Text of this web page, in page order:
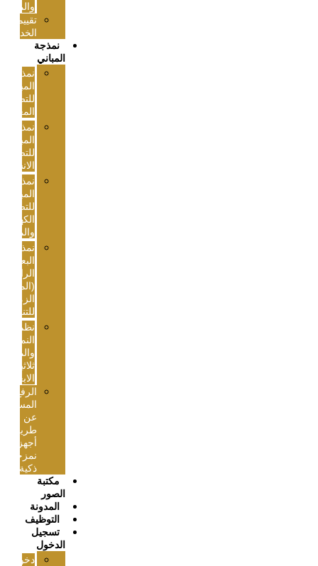
والمقترحات
تقييم
الخدمة
نمذجة
المباني
نمذجة
المباني
للتصمیم
المعماري
نمذجة
المباني
للتصمیم
الانشائي
نمذجة
المباني
للتصمیم
الكھربائي
والمیكانیكي
نمذجة
البعد
الرابع
(المراحل
الزمنیة
للتنفیذ)
نظم
النمزجة
والمحاكاه
ثلاثیة
الابعاد
الرفع
المساحي
طریق
أجھزة
نمزجة
ذكیة
مكتبة
الصور
المدونة
التوظيف
تسجيل
الدخول
دخول